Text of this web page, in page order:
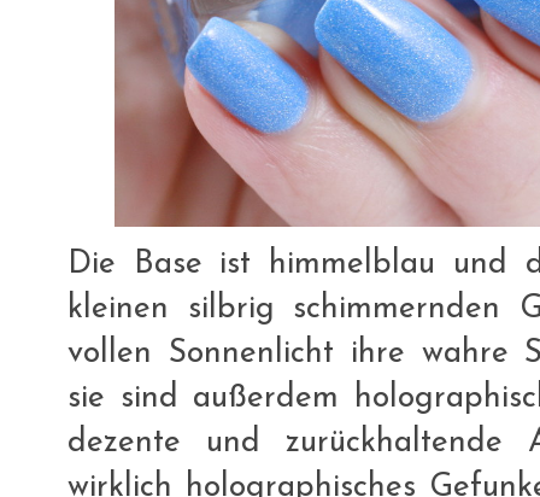
Die Base ist himmelblau und
kleinen silbrig schimmernden
vollen Sonnenlicht ihre wahre
sie sind außerdem
dezente und
wirklich holographisches